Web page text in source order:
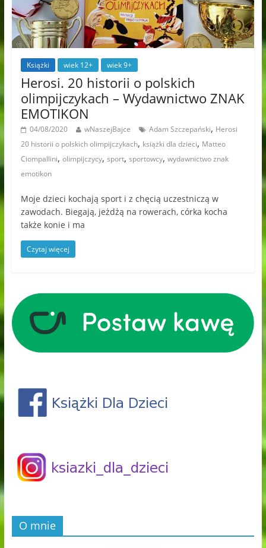
Książki wiek 12+ wiek 9+
Herosi. 20 historii o polskich
olimpijczykach – Wydawnictwo ZNAK
EMOTIKON
04/08/2020 wNaszejBajce Adam Szczepański, Herosi
20 historii o polskich olimpijczykach, książki dla dzieci, Matteo
Ciompallini, olimpijczycy, sport, sportowcy, wydawnictwo znak
emotikon
Moje dzieci kochają sport i z chęcią uczestniczą w
zawodach. Biegają, jeżdżą na rowerach, córka kocha
także konie i ma
Czytaj więcej
O mnie